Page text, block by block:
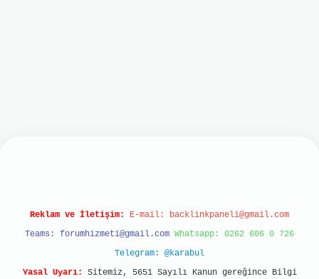
Reklam ve İletişim: E-mail: backlinkpaneli@gmail.com
Teams: forumhizmeti@gmail.com Whatsapp: 0262 606 0 726
Telegram: @karabul
Yasal Uyarı:
Sitemiz, 5651 Sayılı Kanun gereğince Bilgi